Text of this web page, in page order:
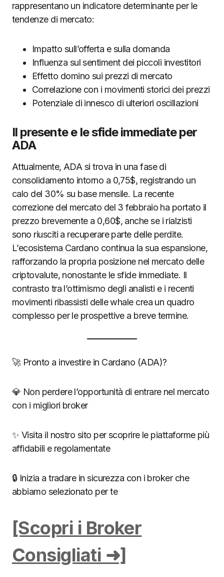
rappresentano un indicatore determinante per le
tendenze di mercato:
Impatto sull’offerta e sulla domanda
Influenza sul sentiment dei piccoli investitori
Effetto domino sui prezzi di mercato
Correlazione con i movimenti storici dei prezzi
Potenziale di innesco di ulteriori oscillazioni
Il presente e le sfide immediate per
ADA
Attualmente, ADA si trova in una fase di
consolidamento intorno a 0,75$, registrando un
calo del 30% su base mensile. La recente
correzione del mercato del 3 febbraio ha portato il
prezzo brevemente a 0,60$, anche se i rialzisti
sono riusciti a recuperare parte delle perdite.
L’ecosistema Cardano continua la sua espansione,
rafforzando la propria posizione nel mercato delle
criptovalute, nonostante le sfide immediate. Il
contrasto tra l’ottimismo degli analisti e i recenti
movimenti ribassisti delle whale crea un quadro
complesso per le prospettive a breve termine.
🚀 Pronto a investire in Cardano (ADA)?
💎 Non perdere l’opportunità di entrare nel mercato
con i migliori broker
✨ Visita il nostro sito per scoprire le piattaforme più
affidabili e regolamentate
🔒 Inizia a tradare in sicurezza con i broker che
abbiamo selezionato per te
[Scopri i Broker
Consigliati ➜]